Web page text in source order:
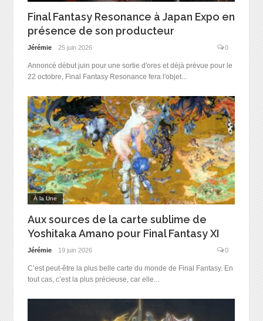
Final Fantasy Resonance à Japan Expo en
présence de son producteur
Jérémie 25 juin 2026 0
Annoncé début juin pour une sortie d'ores et déjà prévue pour le
22 octobre, Final Fantasy Resonance fera l'objet...
À la Une
Aux sources de la carte sublime de
Yoshitaka Amano pour Final Fantasy XI
Jérémie 19 juin 2026 0
C’est peut-être la plus belle carte du monde de Final Fantasy. En
tout cas, c’est la plus précieuse, car elle...